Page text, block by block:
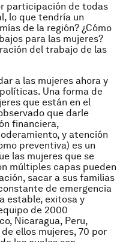
participación de todas
lo que tendría un
de la región? ¿Cómo
para las mujeres?
del trabajo de las
a las mujeres ahora y
Una forma de
que están en el
que darle
financiera,
y atención
preventiva) es un
las mujeres que se
múltiples capas pueden
sacar a sus familias
de emergencia
estable, exitosa y
de 2000
Nicaragua, Peru,
ellos mujeres, 70 por